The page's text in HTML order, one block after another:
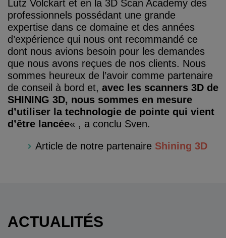
Lutz Volckart et en la 3D Scan Academy des
professionnels possédant une grande
expertise dans ce domaine et des années
d’expérience qui nous ont recommandé ce
dont nous avions besoin pour les demandes
que nous avons reçues de nos clients. Nous
sommes heureux de l’avoir comme partenaire
de conseil à bord et, avec les scanners 3D de
SHINING 3D, nous sommes en mesure
d’utiliser la technologie de pointe qui vient
d’être lancée« , a conclu Sven.
Article de notre partenaire Shining 3D
ACTUALITÉS